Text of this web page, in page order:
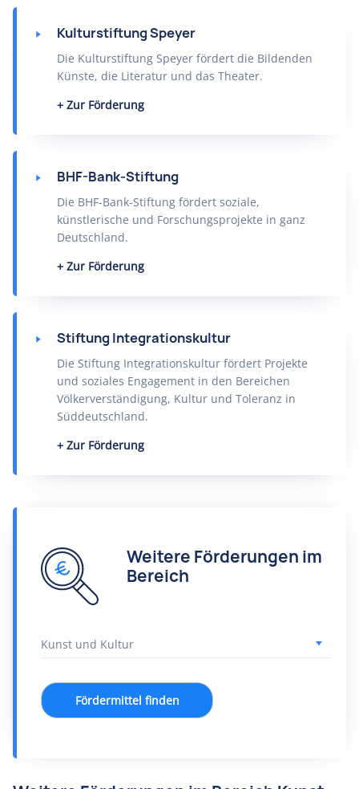
Kulturstiftung Speyer
Die Kulturstiftung Speyer fördert die Bildenden
Künste, die Literatur und das Theater.
Zur Förderung
BHF-Bank-Stiftung
Die BHF-Bank-Stiftung fördert soziale,
künstlerische und Forschungsprojekte in ganz
Deutschland.
Zur Förderung
Stiftung Integrationskultur
Die Stiftung Integrationskultur fördert Projekte
und soziales Engagement in den Bereichen
Völkerverständigung, Kultur und Toleranz in
Süddeutschland.
Zur Förderung
Weitere Förderungen im
Bereich
Fördermittel finden